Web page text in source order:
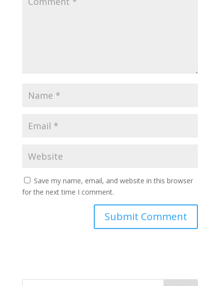
Save my name, email, and website in this browser
for the next time I comment.